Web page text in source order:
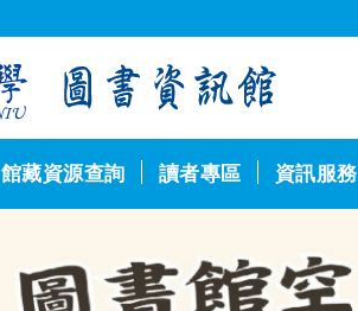
館藏資源查詢 讀者專區 資訊服務